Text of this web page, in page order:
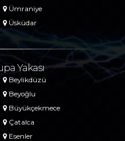
Ümraniye
Üsküdar
Yakası
Beylikdüzü
Beyoğlu
Büyükçekmece
Çatalca
Esenler